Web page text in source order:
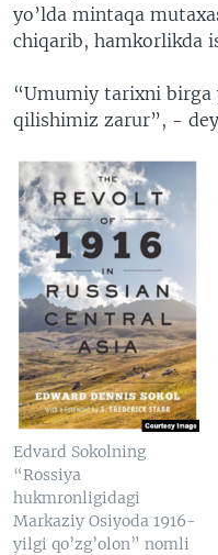
yo’lda mintaqa
chiqarib, hamkorlikda
“Umumiy tarixni birga
qilishimiz zarur”, -
Edvard Sokolning
“Rossiya
hukmronligidagi
Markaziy Osiyoda 1916-
yilgi qo’zg’olon” nomli